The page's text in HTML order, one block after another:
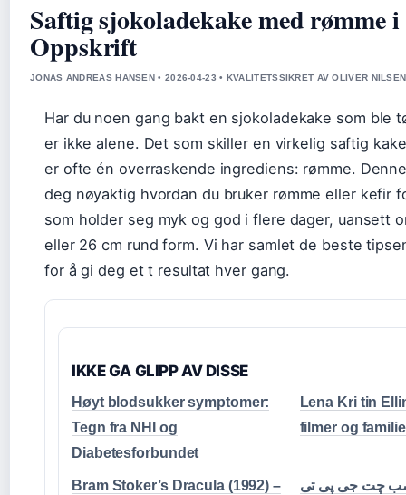
Saftig sjokoladekake med rømme
Oppskrift
JONAS ANDREAS HANSEN • 2026-04-23 • KVALITETSSIKRET AV OLIVER NILSEN
Har du noen gang bakt en sjokoladekake som ble
er ikke alene. Det som skiller en virkelig saftig
er ofte én overraskende ingrediens: rømme.
deg nøyaktig hvordan du bruker rømme eller kefir
som holder seg myk og god i flere dager, uansett
eller 26 cm rund form. Vi har samlet de beste
for å gi deg et t resultat hver gang.
IKKE GA GLIPP AV DISSE
Høyt blodsukker symptomer:
Tegn fra NHI og
Diabetesforbundet
Lena Kri tin
filmer og familie
Bram Stoker’s Dracula (1992) –
نصب چت جی پی تی